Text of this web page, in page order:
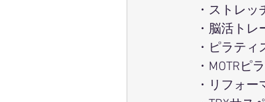
・ストレッ
・脳活トレ
・ピラティ
・MOTRピ
・リフォー